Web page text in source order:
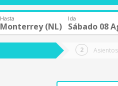
Hasta
Monterrey (NL)
Ida
Sábado 08
Asientos